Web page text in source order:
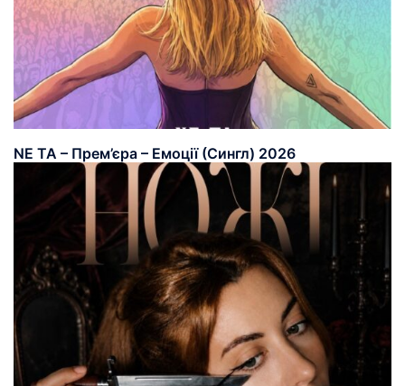
NE TA – Прем’єра – Емоції (Сингл) 2026